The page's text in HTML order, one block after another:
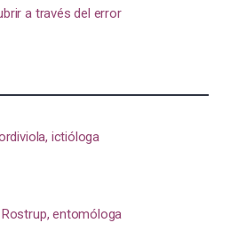
a través del error
ictióloga
entomóloga